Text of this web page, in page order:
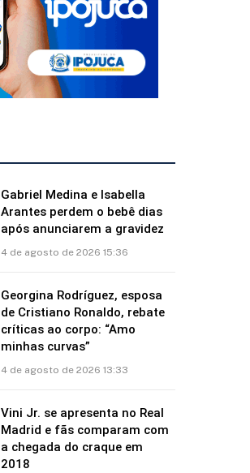
Gabriel Medina e Isabella
Arantes perdem o bebê dias
após anunciarem a gravidez
4 de agosto de 2026 15:36
Georgina Rodríguez, esposa
de Cristiano Ronaldo, rebate
críticas ao corpo: “Amo
minhas curvas”
4 de agosto de 2026 13:33
Vini Jr. se apresenta no Real
Madrid e fãs comparam com
a chegada do craque em
2018